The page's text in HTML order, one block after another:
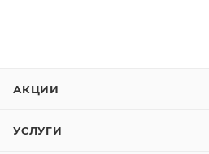
АКЦИИ
УСЛУГИ